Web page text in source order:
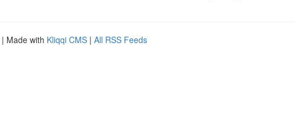
| Made with Kliqqi CMS | All RSS Feeds